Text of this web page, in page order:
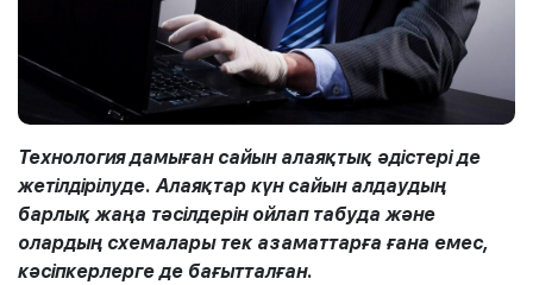
Технология дамыған сайын алаяқтық әдістері де
жетілдірілуде. Алаяқтар күн сайын алдаудың
барлық жаңа тәсілдерін ойлап табуда және
олардың схемалары тек азаматтарға ғана емес,
кәсіпкерлерге де бағытталған.